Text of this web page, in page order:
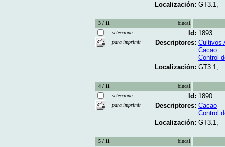
Localización: GT3.1,
3 / 11
binca1
selecciona
para imprimir
Id: 1893
Descriptores: Cultivos
Cacao
Control
Localización: GT3.1,
4 / 11
binca1
selecciona
para imprimir
Id: 1890
Descriptores: Cacao
Control
Localización: GT3.1,
5 / 11
binca1